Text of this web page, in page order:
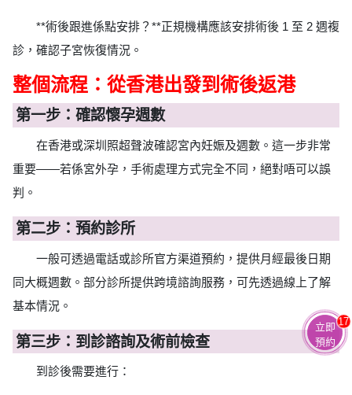
**術後跟進係點安排？**正規機構應該安排術後 1 至 2 週複
診，確認子宮恢復情況。
整個流程：從香港出發到術後返港
第一步：確認懷孕週數
在香港或深圳照超聲波確認宮內妊娠及週數。這一步非常
重要——若係宮外孕，手術處理方式完全不同，絕對唔可以誤
判。
第二步：預約診所
一般可透過電話或診所官方渠道預約，提供月經最後日期
同大概週數。部分診所提供跨境諮詢服務，可先透過線上了解
基本情況。
第三步：到診諮詢及術前檢查
到診後需要進行：
立即
預約
17